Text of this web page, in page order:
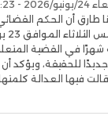
2026 - 11:23 م
طارق أن الحكم
في القضية
جديدًا للحقيقة،
فيها العدالة كلمتها